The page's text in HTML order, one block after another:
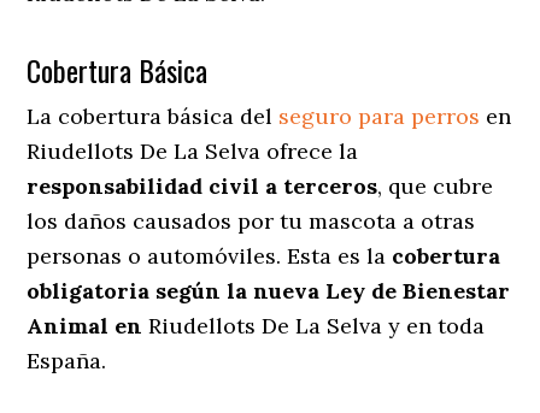
Cobertura Básica
La cobertura básica del seguro para perros en
Riudellots De La Selva ofrece la
responsabilidad civil a terceros, que cubre
los daños causados por tu mascota a otras
personas o automóviles. Esta es la cobertura
obligatoria según la nueva Ley de Bienestar
Animal enRiudellots De La Selva y en toda
España.